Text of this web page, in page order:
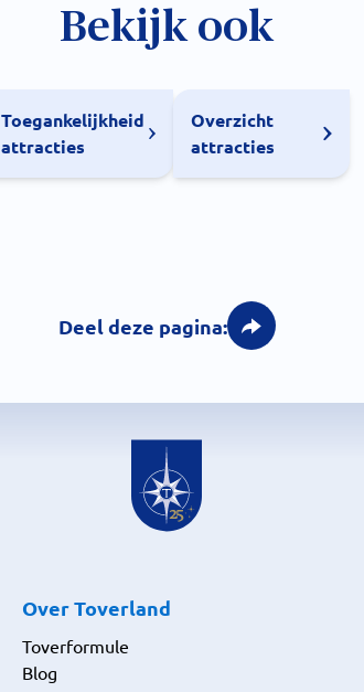
Bekijk ook
Toegankelijkheid
attracties
Overzicht
attracties
Deel deze pagina:
Over Toverland
Toverformule
Blog